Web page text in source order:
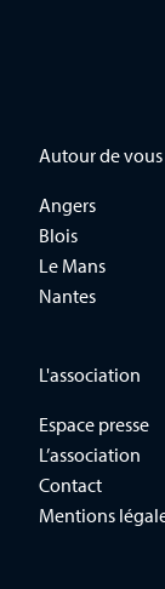
Autour de vous
Angers
Blois
Le Mans
Nantes
L'association
Espace presse
L’association
Contact
Mentions